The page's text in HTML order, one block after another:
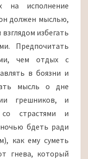
на исполнение
должен мыслью,
избегать
Предпочитать
чем отдых с
в боязни и
мысль о дне
грешников, и
страстями и
бдеть ради
как ему суметь
гнева, который